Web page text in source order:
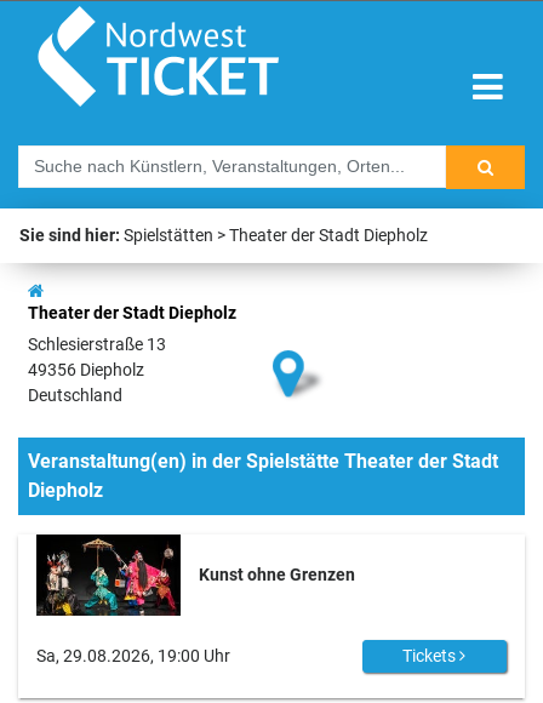
Sie sind hier: Spielstätten Theater der Stadt Diepholz
Theater der Stadt Diepholz
Schlesierstraße 13
49356 Diepholz
Deutschland
Veranstaltung(en) in der Spielstätte Theater der Stadt
Diepholz
Kunst ohne Grenzen
Sa, 29.08.2026, 19:00 Uhr Tickets